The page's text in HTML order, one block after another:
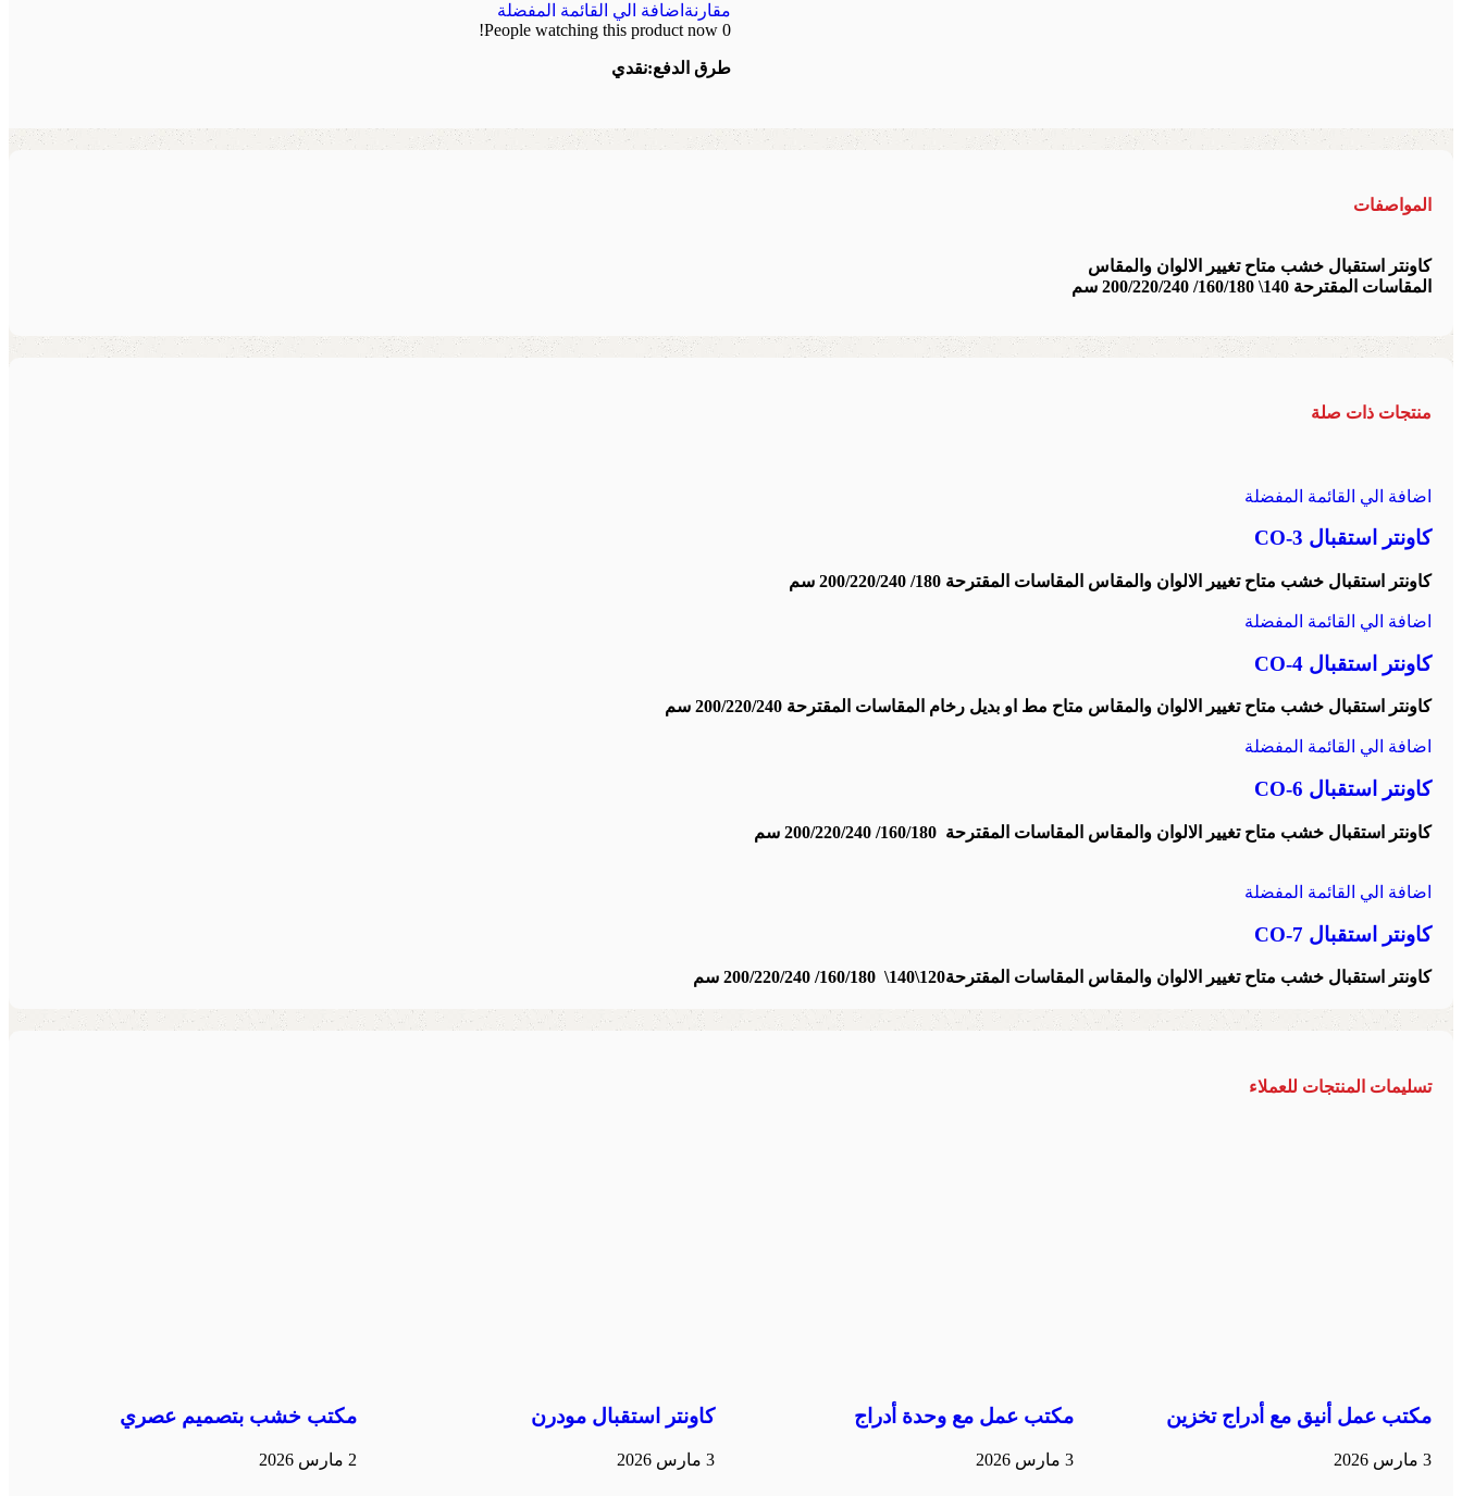
مقارنة اضافة الي القائمة المفضلة
0
People watching this product now!
طرق الدفع:نقدي
المواصفات
كاونتر استقبال خشب متاح تغيير الالوان والمقاس
المقاسات المقترحة 140\ 160/180/ 200/220/240 سم
منتجات ذات صلة
اضافة الي القائمة المفضلة
كاونتر استقبال CO-3
كاونتر استقبال خشب متاح تغيير الالوان والمقاس المقاسات المقترحة 180/ 200/220/240 سم
اضافة الي القائمة المفضلة
كاونتر استقبال CO-4
كاونتر استقبال خشب متاح تغيير الالوان والمقاس متاح مط او بديل رخام المقاسات المقترحة 200/220/240 سم
اضافة الي القائمة المفضلة
كاونتر استقبال CO-6
كاونتر استقبال خشب متاح تغيير الالوان والمقاس المقاسات المقترحة 160/180/ 200/220/240 سم
اضافة الي القائمة المفضلة
كاونتر استقبال CO-7
كاونتر استقبال خشب متاح تغيير الالوان والمقاس المقاسات المقترحة120\140\ 160/180/ 200/220/240 سم
تسليمات المنتجات للعملاء
مكتب عمل أنيق مع أدراج تخزين
3 مارس 2026
مكتب عمل مع وحدة أدراج
3 مارس 2026
كاونتر استقبال مودرن
3 مارس 2026
مكتب خشب بتصميم عصري
2 مارس 2026